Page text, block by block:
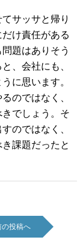
サッサと帰り
け責任がある
題はありそう
、会社にも、
に思います。
のではなく、
でしょう。そ
のではなく、
課題だったと
の投稿へ